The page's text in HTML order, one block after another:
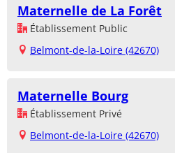
Maternelle de La Forêt
Établissement Public
Belmont-de-la-Loire (42670)
Maternelle Bourg
Établissement Privé
Belmont-de-la-Loire (42670)